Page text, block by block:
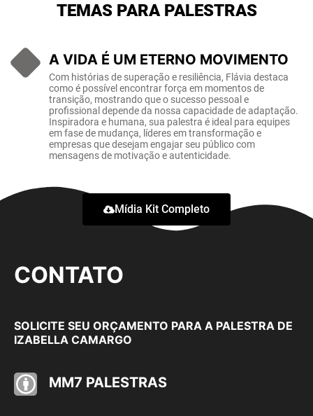
TEMAS PARA PALESTRAS
A VIDA É UM ETERNO MOVIMENTO
Com histórias de superação e resiliência, Flávia destaca
como é possível encontrar força em momentos de
transição, mostrando que o sucesso pessoal e
profissional depende da nossa capacidade de adaptação.
Inspiradora e humana, sua palestra é ideal para equipes
em fase de mudança, líderes em transformação e
empresas que desejam engajar seu público com
mensagens de motivação e autenticidade.
Mídia Kit Completo
CONTATO
SOLICITE SEU ORÇAMENTO PARA A PALESTRA DE
IZABELLA CAMARGO
MM7 PALESTRAS